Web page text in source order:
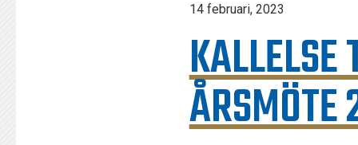
14 februari, 2023
KALLELSE